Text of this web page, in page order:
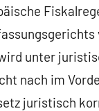
unter
nach im
juristisch